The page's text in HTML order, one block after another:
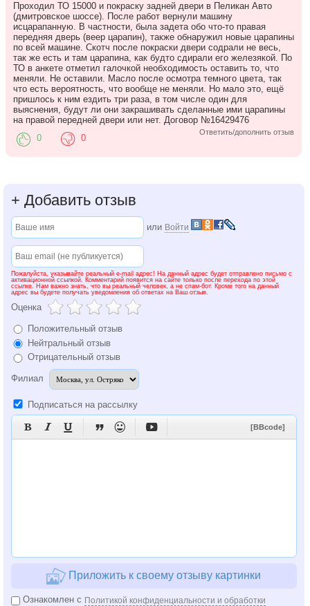
Проходил ТО 15000 и покраску задней двери в Пеликан Авто
(дмитровское шоссе). После работ вернули машину
исцарапанную. В частности, была задета обо что-то правая
передняя дверь (веер царапин), также обнаружил новые царапины
по всей машине. Скотч после покраски двери содрали не весь,
так же есть и там царапина, как будто сдирали его железякой. По
ТО в анкете отметил галочкой необходимость оставить то, что
меняли. Не оставили. Масло после осмотра темного цвета, так
что есть вероятность, что вообще не меняли. Но мало это, ещё
пришлось к ним ездить три раза, в том числе один для
выяснения, будут ли они закрашивать сделанные ими царапины
на правой передней двери или нет. Договор №16429476
Ответить/дополнить отзыв
0 0
+ Добавить отзыв
или Войти
Пожалуйста, указывайте реальный e-mail адрес! На данный адрес будет отправлено письмо с
активационной ссылкой. Комментарий появится на сайте только после перехода по этой
ссылке. Нам важно знать, что вы реальный человек, а не спам-бот. Кроме того на данный
адрес вы будете получать уведомления об ответах на Ваш отзыв.
Оценка
Положительный отзыв
Нейтральный отзыв
Отрицательный отзыв
Филиал
Подписаться на рассылку
      [BBcode]
Приложить к своему отзыву картинки
Ознакомлен с Политикой конфиденциальности и обработки